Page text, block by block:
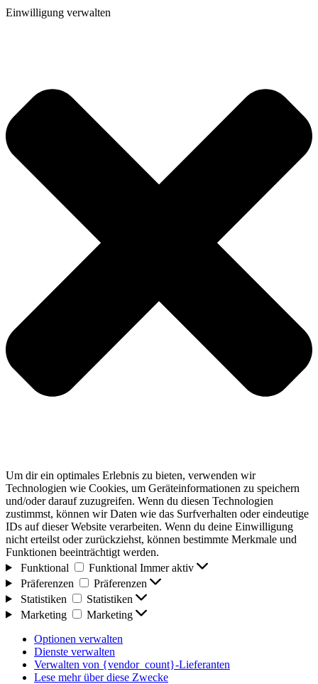
Einwilligung verwalten
Um dir ein optimales Erlebnis zu bieten, verwenden wir
Technologien wie Cookies, um Geräteinformationen zu speichern
und/oder darauf zuzugreifen. Wenn du diesen Technologien
zustimmst, können wir Daten wie das Surfverhalten oder eindeutige
IDs auf dieser Website verarbeiten. Wenn du deine Einwilligung
nicht erteilst oder zurückziehst, können bestimmte Merkmale und
Funktionen beeinträchtigt werden.
Funktional
Funktional Immer aktiv
Präferenzen
Präferenzen
Statistiken
Statistiken
Marketing
Marketing
Optionen verwalten
Dienste verwalten
Verwalten von {vendor_count}-Lieferanten
Lese mehr über diese Zwecke